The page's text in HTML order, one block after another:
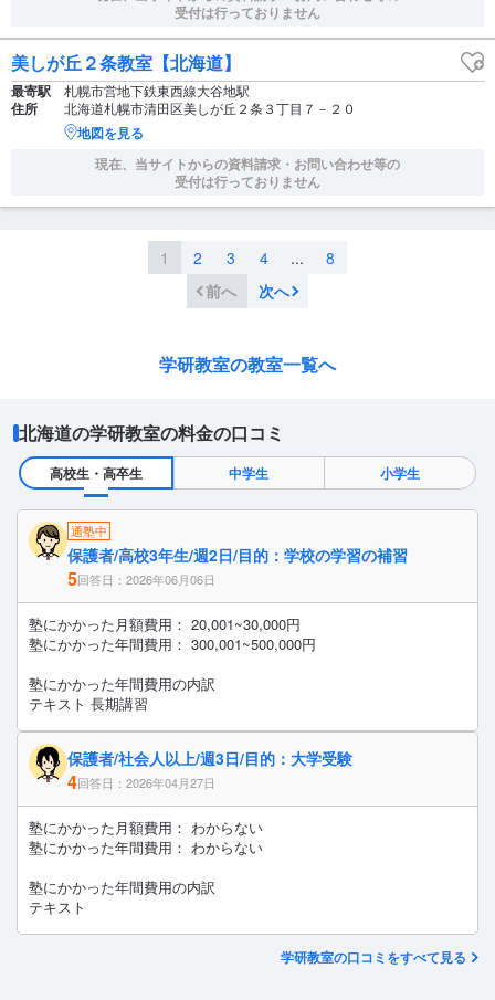
受付は行っておりません
美しが丘２条教室【北海道】
最寄駅 札幌市営地下鉄東西線大谷地駅
住所 北海道札幌市清田区美しが丘２条３丁目７－２０
地図を見る
現在、当サイトからの資料請求・お問い合わせ等の
受付は行っておりません
1 2 3 4 ...
8
前へ
次へ
学研教室の教室一覧へ
北海道の学研教室の料金の口コミ
高校生・高卒生 中学生 小学生
通塾中
保護者/高校3年生/週2日/目的：学校の学習の補習
5回答日：2026年06月06日
塾にかかった月額費用： 20,001~30,000円
塾にかかった年間費用： 300,001~500,000円
塾にかかった年間費用の内訳
テキスト 長期講習
保護者/社会人以上/週3日/目的：大学受験
4回答日：2026年04月27日
塾にかかった月額費用： わからない
塾にかかった年間費用： わからない
塾にかかった年間費用の内訳
テキスト
学研教室の口コミをすべて見る